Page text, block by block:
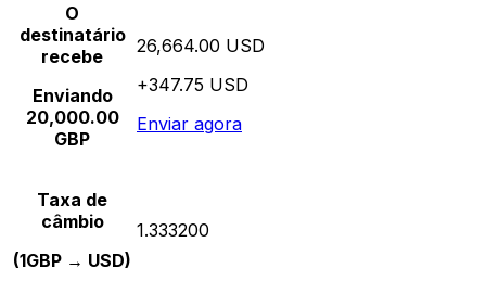
O
destinatário
recebe
Enviando
20,000.00
GBP
26,664.00 USD
+347.75 USD
Enviar agora
Taxa de
câmbio
(1GBP → USD)
1.333200